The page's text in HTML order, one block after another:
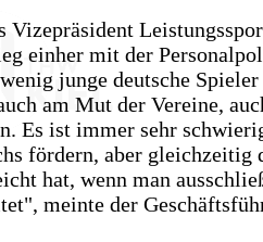
Vizepräsident
einher mit der
junge deutsche Spieler
am Mut der Vereine,
Es ist immer sehr
fördern, aber gleichzeitig
hat, wenn man
meinte der